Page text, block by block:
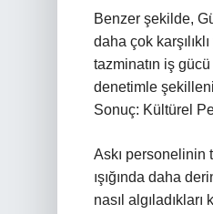
Benzer şekilde,
daha çok
tazminatın iş
denetimle
Sonuç: Kültürel
Askı personelinin
ışığında daha
nasıl